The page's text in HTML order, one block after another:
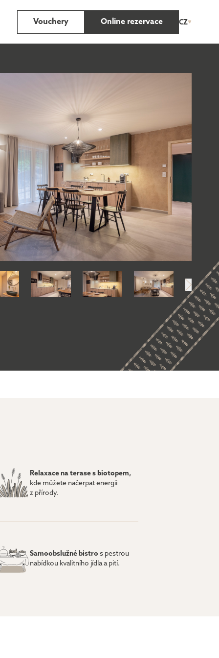
APARTMÁN
S 1 LOŽNICÍ
MEZONETOVÝ
APARTMÁN S GALERIÍ
Vouchery Online rezervace CZ
Relaxace na terase s biotopem,
kde můžete načerpat energii
z přírody.
Samoobslužné bistro s pestrou
nabídkou kvalitního jídla a pití.